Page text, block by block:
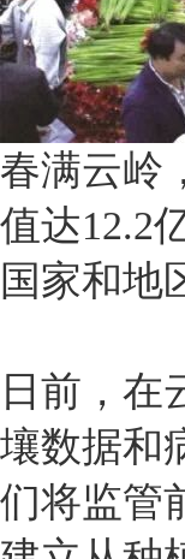
春满云岭
值达12.2
国家和地
日前，在
壤数据和
们将监管